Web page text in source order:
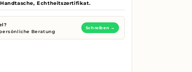
Handtasche, Echtheitszertifikat.
Beratung
Schreiben →